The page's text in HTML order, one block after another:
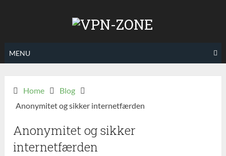
MENU
Home
Blog
Anonymitet og sikker internetfærden
Anonymitet og sikker
internetfærden